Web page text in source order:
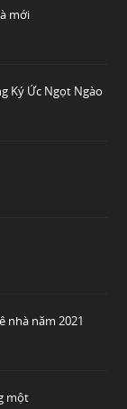
mới
Ký Ức Ngọt Ngào
nhà năm 2021
một